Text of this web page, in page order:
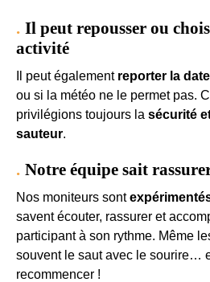
Il peut repousser ou
activité
Il peut également reporter la date
ou si la météo ne le permet pas.
privilégions toujours la sécurité
sauteur.
Notre équipe sait
Nos moniteurs sont
savent écouter, rassurer et
participant à son rythme. Même
souvent le saut avec le sourire…
recommencer !